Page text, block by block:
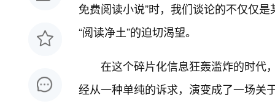
免费阅读小说”时，我们谈论的不仅仅
“阅读净土”的迫切渴望。
在这个碎片化信息狂轰滥炸的时代
经从一种单纯的诉求，演变成了一场关